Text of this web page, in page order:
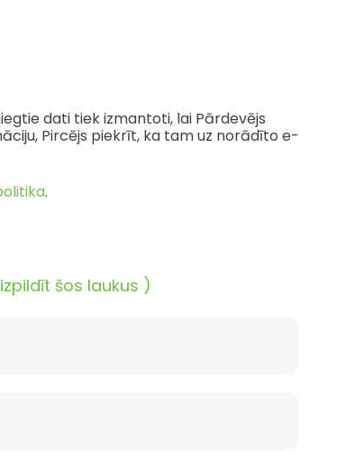
dati tiek izmantoti, lai Pārdevējs
Pircējs piekrīt, ka tam uz norādīto e-
.
šos laukus )